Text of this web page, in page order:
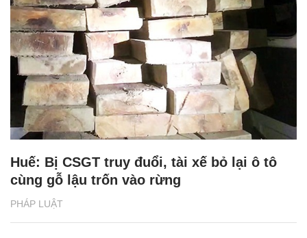
PHÁP LUẬT
Huế: Bị CSGT truy đuổi, tài xế bỏ lại ô tô
cùng gỗ lậu trốn vào rừng